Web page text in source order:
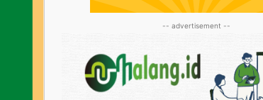
-- advertisement --